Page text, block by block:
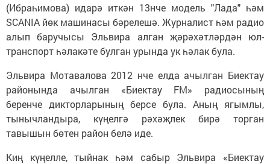
(Ибраһимова) идарә иткән 13нче модель "Лада" һәм
SCANIA йөк машинасы бәрелешә. Журналист һәм радио
алып баручысы Эльвира алган җәрәхәтләрдән юл-
транспорт һәлакәте булган урында ук һәлак була.
Эльвира Мотавалова 2012 нче елда ачылган Биектау
районында ачылган «Биектау FM» радиосының
беренче дикторларының берсе була. Аның ягымлы,
тынычландыра, күңелгә рәхәҗлек бирә торган
тавышын бөтен район белә иде.
Киң күңелле, тыйнак һәм сабыр Эльвира «Биектау